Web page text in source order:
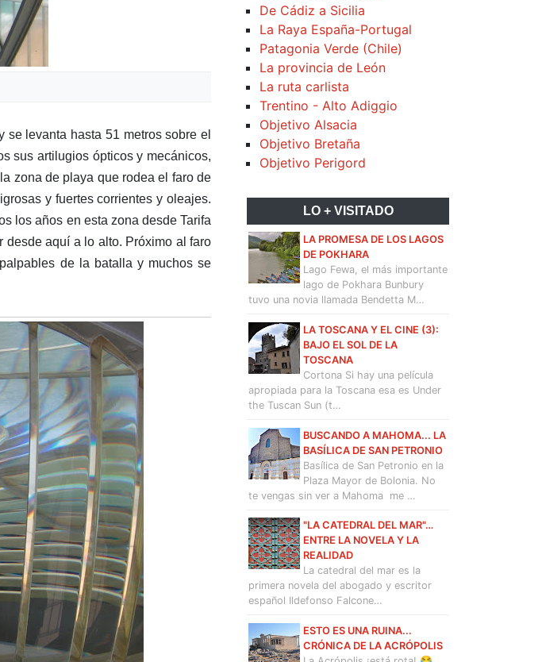
levanta hasta 51 metros sobre el
sus artilugios ópticos y mecánicos,
zona de playa que rodea el faro de
y fuertes corrientes y oleajes.
los años en esta zona desde Tarifa
aquí a lo alto. Próximo al faro
de la batalla y muchos se
De Cádiz a Sicilia
La Raya España-Portugal
Patagonia Verde (Chile)
La provincia de León
La ruta carlista
Trentino - Alto Adiggio
Objetivo Alsacia
Objetivo Bretaña
Objetivo Perigord
LO + VISITADO
LA PROMESA DE LOS LAGOS
DE POKHARA
Lago Fewa, el más importante
lago de Pokhara Bunbury
tuvo una novia llamada Bendetta M…
LA TOSCANA Y EL CINE (3):
BAJO EL SOL DE LA
TOSCANA
Cortona Si hay una película
apropiada para la Toscana esa es Under
the Tuscan Sun (t…
BUSCANDO A MAHOMA... LA
BASÍLICA DE SAN PETRONIO
Basílica de San Petronio en la
Plaza Mayor de Bolonia. No
te vengas sin ver a Mahoma me …
"LA CATEDRAL DEL MAR"…
ENTRE LA NOVELA Y LA
REALIDAD
La catedral del mar es la
primera novela del abogado y escritor
español Ildefonso Falcone…
ESTO ES UNA RUINA...
CRÓNICA DE LA ACRÓPOLIS